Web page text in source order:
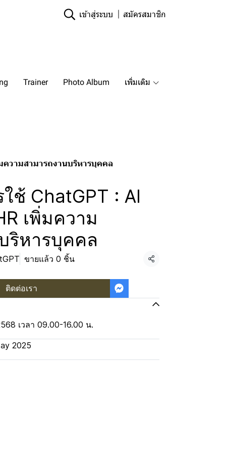
เข้าสู่ระบบ สมัครสมาชิก
Trainer Photo Album เพิ่มเติม
ความสามารถงานบริหารบุคคล
ช้ ChatGPT : AI
เพิ่มความ
ริหารบุคคล
ขายแล้ว 0 ชิ้น แชร์
ติดต่อเรา
เวลา 09.00-16.00 น.
2025